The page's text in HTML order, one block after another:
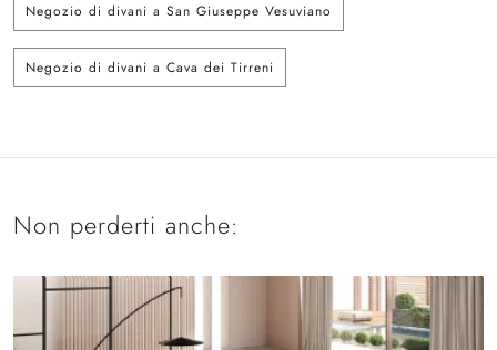
Negozio di divani a San Giuseppe Vesuviano
Negozio di divani a Cava dei Tirreni
Non perderti anche: